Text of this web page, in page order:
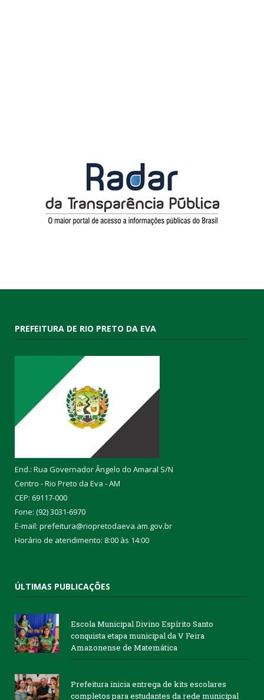
PREFEITURA DE RIO PRETO DA EVA
End.: Rua Governador Ângelo do Amaral S/N
Centro - Rio Preto da Eva - AM
CEP: 69117-000
Fone: (92) 3031-6970
E-mail: prefeitura@riopretodaeva.am.gov.br
Horário de atendimento: 8:00 às 14:00
ÚLTIMAS PUBLICAÇÕES
Escola Municipal Divino Espírito Santo
conquista etapa municipal da V Feira
Amazonense de Matemática
Prefeitura inicia entrega de kits escolares
completos para estudantes da rede municipal